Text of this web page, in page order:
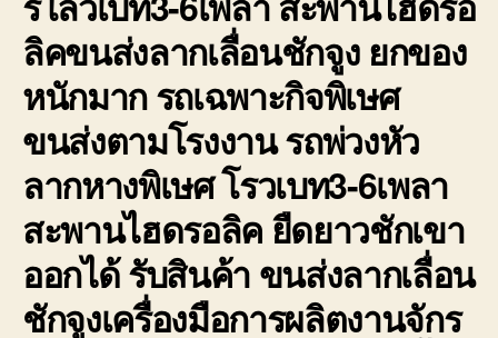
ลิคขนส่งลากเลื่อนชักจูง ยกของ
หนักมาก รถเฉพาะกิจพิเษศ
ขนส่งตามโรงงาน รถพ่วงหัว
ลากหางพิเษศ โรวเบท3-6เพลา
สะพานไฮดรอลิค ยืดยาวชักเขา
ออกได้ รับสินค้า ขนส่งลากเลื่อน
ชักจูงเครื่องมือการผลิตงานจักร